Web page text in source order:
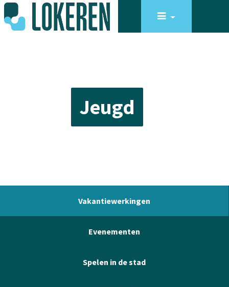
Jeugd
Vakantiewerkingen
Evenementen
Spelen in de stad